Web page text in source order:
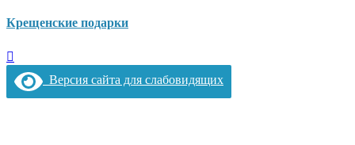
Крещенские подарки
Версия сайта для слабовидящих